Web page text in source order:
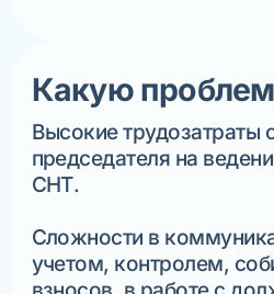
Какую
Высокие трудозатраты
председателя на
СНТ.
Сложности в
учетом, контролем,